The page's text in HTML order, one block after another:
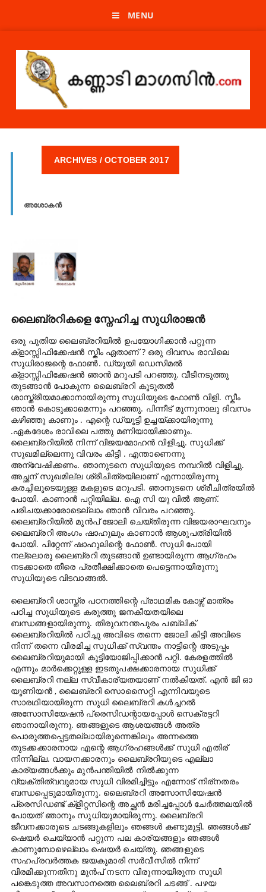
MENU
ARCHIVES / OCTOBER 2017
അശോകൻ
ലൈബ്രറികളെ സ്നേഹിച്ച സുധിരാജൻ
ഒരു പുതിയ ലൈബ്രറിയിൽ ഉപയോഗിക്കാൻ പറ്റുന്ന
ക്ളാസ്സിഫിക്കേഷൻ സ്കീം ഏതാണ് ? ഒരു ദിവസം രാവിലെ
സുധിരാജന്റെ ഫോൺ. ഡ്യൂയി ഡെസിമൽ
ക്ളാസ്സിഫിക്കേഷൻ ഞാൻ മറുപടി പറഞ്ഞു. വീടിനടുത്തു
തുടങ്ങാൻ പോകുന്ന ലൈബ്രറി കൂടുതൽ
ശാസ്ത്രീയമാക്കാനായിരുന്നു സുധിയുടെ ഫോൺ വിളി. സ്കീം
ഞാൻ കൊടുക്കാമെന്നും പറഞ്ഞു. പിന്നീട് മൂന്നുനാലു ദിവസം
കഴിഞ്ഞു കാണും . എന്റെ ഡ്യൂട്ടി ഉച്ചയ്ക്കായിരുന്നു
.ഏകദേശം രാവിലെ പത്തു മണിയായിക്കാണും.
ലൈബ്രറിയിൽ നിന്ന് വിജയമോഹൻ വിളിച്ചു. സുധിക്ക്
സുഖമില്ലെന്നു വിവരം കിട്ടി . എന്താണെന്നു
അന്വേഷിക്കണം. ഞാനുടനെ സുധിയുടെ നമ്പറിൽ വിളിച്ചു.
അച്ഛന് സുഖമില്ല ശ്രീചിത്രയിലാണ് എന്നായിരുന്നു
കരച്ചിലൂടെയുള്ള മകളുടെ മറുപടി. ഞാനുടനെ ശ്രീചിത്രയിൽ
പോയി. കാണാൻ പറ്റിയില്ല. ഐ സി യു വിൽ ആണ്.
പരിചയക്കാരോടെല്ലാം ഞാൻ വിവരം പറഞ്ഞു.
ലൈബ്രറിയിൽ മുൻപ് ജോലി ചെയ്തിരുന്ന വിജയരാഘവനും
ലൈബ്രറി അംഗം ഷാഹുലും കാണാൻ ആശുപത്രിയിൽ
പോയി. പിറ്റേന്ന് ഷാഹുലിന്റെ ഫോൺ. സുധി പോയി
നല്ലൊരു ലൈബ്രറി തുടങ്ങാൻ ഉണ്ടായിരുന്ന ആഗ്രഹം
നടക്കാതെ തീരെ പ്രതീക്ഷിക്കാതെ പെട്ടെന്നായിരുന്നു
സുധിയുടെ വിടവാങ്ങൽ.
ലൈബ്രറി ശാസ്ത്ര പഠനത്തിന്റെ പ്രാഥമിക കോഴ്സ് മാത്രം
പഠിച്ച സുധിയുടെ കരുത്തു ജനകീയതയിലെ
ബന്ധങ്ങളായിരുന്നു. തിരുവനന്തപുരം പബ്ലിക്
ലൈബ്രറിയിൽ പഠിച്ചു അവിടെ തന്നെ ജോലി കിട്ടി അവിടെ
നിന്ന് തന്നെ വിരമിച്ച സുധിക്ക് സ്വന്തം നാട്ടിന്റെ അടുപ്പം
ലൈബ്രറിയുമായി കൂട്ടിയോജിപ്പിക്കാൻ പറ്റി. കേരളത്തിൽ
എന്നും മാർക്കെറ്റുള്ള ഇടതുപക്ഷക്കാരനായ സുധിക്ക്
ലൈബ്രറി നല്ല സ്വീകാര്യതയാണ് നൽകിയത്. എൻ ജി ഓ
യൂണിയൻ , ലൈബ്രറി സൊസൈറ്റി എന്നിവയുടെ
സാരഥിയായിരുന്ന സുധി ലൈബ്രറി കൾച്ചറൽ
അസോസിയേഷൻ പ്രെസിഡന്റായപ്പോൾ സെക്രട്ടറി
ഞാനായിരുന്നു. ഞങ്ങളുടെ ആശയങ്ങൾ അത്ര
പൊരുത്തപ്പെട്ടതല്ലായിരുന്നെങ്കിലും അന്നത്തെ
തുടക്കക്കാരനായ എന്റെ ആഗ്രഹങ്ങൾക്ക് സുധി എതിര്
നിന്നില്ല. വായനക്കാരനും ലൈബ്രറിയുടെ എല്ലാ
കാര്യങ്ങൾക്കും മുൻപന്തിയിൽ നിൽക്കുന്ന
വ്യക്തിത്വവുമായ സുധി വിരമിച്ചിട്ടും എന്നോട് നിര്നതരം
ബന്ധപ്പെടുമായിരുന്നു. ലൈബ്രറി അസോസിയേഷൻ
പ്രെസിഡണ്ട് ക്ളീറ്റസിന്റെ അച്ഛൻ മരിച്ചപ്പോൾ ചേർത്തലയിൽ
പോയത് ഞാനും സുധിയുമായിരുന്നു. ലൈബ്രറി
ജീവനക്കാരുടെ ചടങ്ങുകളിലും ഞങ്ങൾ കണ്ടുമുട്ടി. ഞങ്ങൾക്ക്
ഷെയർ ചെയ്യാൻ പറ്റുന്ന പല കാര്യങ്ങളും ഞങ്ങൾ
കാണുമ്പോഴെല്ലാം ഷെയർ ചെയ്തു. ഞങ്ങളുടെ
സഹപ്രവർത്തക ജയകുമാരി സർവീസിൽ നിന്ന്
വിരമിക്കുന്നതിനു മുൻപ് നടന്ന വിരുന്നായിരുന്ന സുധി
പങ്കെടുത്ത അവസാനത്തെ ലൈബ്രറി ചടങ്ങ് . പഴയ